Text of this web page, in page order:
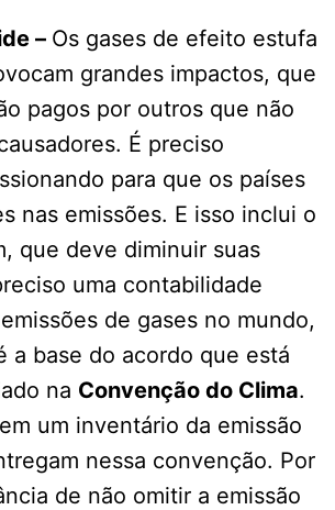
– Os gases de efeito estufa
grandes impactos, que
pagos por outros que não
É preciso
para que os países
nas emissões. E isso inclui o
que deve diminuir suas
uma contabilidade
de gases no mundo,
a base do acordo que está
na Convenção do Clima.
um inventário da emissão
nessa convenção. Por
de não omitir a emissão